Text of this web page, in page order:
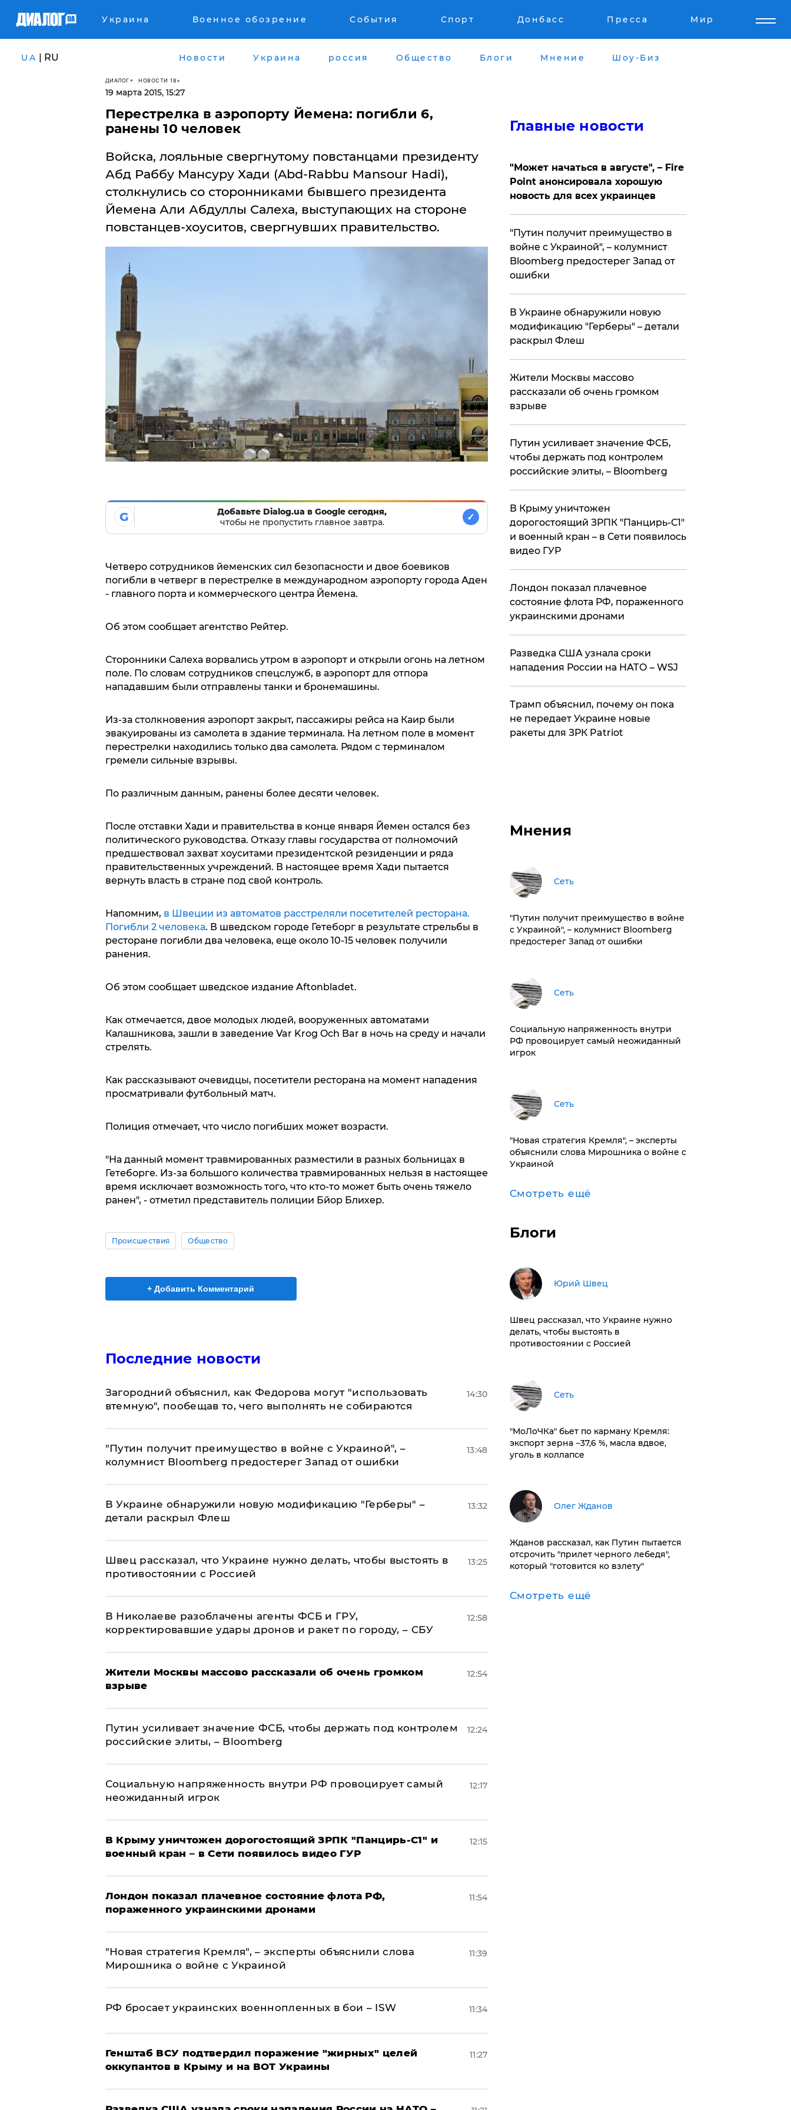
Украина Военное обозрение События Спорт Донбасс Пресса Мир
UA | RU Новости Украина россия Общество Блоги Мнение Шоу-Биз
ДИАЛОГ НОВОСТИ 18+
19 марта 2015, 15:27
​Перестрелка в аэропорту Йемена: погибли 6,
ранены 10 человек
Войска, лояльные свергнутому повстанцами президенту
Абд Раббу Мансуру Хади (Abd-Rabbu Mansour Hadi),
столкнулись со сторонниками бывшего президента
Йемена Али Абдуллы Салеха, выступающих на стороне
повстанцев-хоуситов, свергнувших правительство.
G
Добавьте Dialog.ua в Google сегодня,
чтобы не пропустить главное завтра.
✓
Четверо сотрудников йеменских сил безопасности и двое боевиков
погибли в четверг в перестрелке в международном аэропорту города Аден
- главного порта и коммерческого центра Йемена.
Об этом сообщает агентство Рейтер.
Сторонники Салеха ворвались утром в аэропорт и открыли огонь на летном
поле. По словам сотрудников спецслужб, в аэропорт для отпора
нападавшим были отправлены танки и бронемашины.
Из-за столкновения аэропорт закрыт, пассажиры рейса на Каир были
эвакуированы из самолета в здание терминала. На летном поле в момент
перестрелки находились только два самолета. Рядом с терминалом
гремели сильные взрывы.
По различным данным, ранены более десяти человек.
После отставки Хади и правительства в конце января Йемен остался без
политического руководства. Отказу главы государства от полномочий
предшествовал захват хоуситами президентской резиденции и ряда
правительственных учреждений. В настоящее время Хади пытается
вернуть власть в стране под свой контроль.
Напомним, в Швеции из автоматов расстреляли посетителей ресторана.
Погибли 2 человека. В шведском городе Гетеборг в результате стрельбы в
ресторане погибли два человека, еще около 10-15 человек получили
ранения.
Об этом сообщает шведское издание Aftonbladet.
Как отмечается, двое молодых людей, вооруженных автоматами
Калашникова, зашли в заведение Var Krog Och Bar в ночь на среду и начали
стрелять.
Как рассказывают очевидцы, посетители ресторана на момент нападения
просматривали футбольный матч.
Полиция отмечает, что число погибших может возрасти.
"На данный момент травмированных разместили в разных больницах в
Гетеборге. Из-за большого количества травмированных нельзя в настоящее
время исключает возможность того, что кто-то может быть очень тяжело
ранен", - отметил представитель полиции Бйор Блихер.
Происшествия Общество
+ Добавить Комментарий
Последние новости
Загородний объяснил, как Федорова могут "использовать
втемную", пообещав то, чего выполнять не собираются
14:30
"Путин получит преимущество в войне с Украиной", –
колумнист Bloomberg предостерег Запад от ошибки
13:48
В Украине обнаружили новую модификацию "Герберы" –
детали раскрыл Флеш
13:32
Швец рассказал, что Украине нужно делать, чтобы выстоять в
противостоянии с Россией
13:25
В Николаеве разоблачены агенты ФСБ и ГРУ,
корректировавшие удары дронов и ракет по городу, – СБУ
12:58
Жители Москвы массово рассказали об очень громком
взрыве
12:54
Путин усиливает значение ФСБ, чтобы держать под контролем
российские элиты, – Bloomberg
12:24
Социальную напряженность внутри РФ провоцирует самый
неожиданный игрок
12:17
В Крыму уничтожен дорогостоящий ЗРПК "Панцирь-С1" и
военный кран – в Сети появилось видео ГУР
12:15
Лондон показал плачевное состояние флота РФ,
пораженного украинскими дронами
11:54
"Новая стратегия Кремля", – эксперты объяснили слова
Мирошника о войне с Украиной
11:39
РФ бросает украинских военнопленных в бои – ISW 11:34
Генштаб ВСУ подтвердил поражение "жирных" целей
оккупантов в Крыму и на ВОТ Украины
11:27
Главные новости
"Может начаться в августе", – Fire
Point анонсировала хорошую
новость для всех украинцев
"Путин получит преимущество в
войне с Украиной", – колумнист
Bloomberg предостерег Запад от
ошибки
В Украине обнаружили новую
модификацию "Герберы" – детали
раскрыл Флеш
Жители Москвы массово
рассказали об очень громком
взрыве
Путин усиливает значение ФСБ,
чтобы держать под контролем
российские элиты, – Bloomberg
В Крыму уничтожен
дорогостоящий ЗРПК "Панцирь-С1"
и военный кран – в Сети появилось
видео ГУР
Лондон показал плачевное
состояние флота РФ, пораженного
украинскими дронами
Разведка США узнала сроки
нападения России на НАТО – WSJ
Трамп объяснил, почему он пока
не передает Украине новые
ракеты для ЗРК Patriot
Мнения
Сеть
"Путин получит преимущество в войне
с Украиной", – колумнист Bloomberg
предостерег Запад от ошибки
Сеть
Социальную напряженность внутри
РФ провоцирует самый неожиданный
игрок
Сеть
"Новая стратегия Кремля", – эксперты
объяснили слова Мирошника о войне с
Украиной
Смотреть ещё
Блоги
Юрий Швец
Швец рассказал, что Украине нужно
делать, чтобы выстоять в
противостоянии с Россией
Сеть
​"МоЛоЧКа" бьет по карману Кремля:
экспорт зерна −37,6 %, масла вдвое,
уголь в коллапсе
Олег Жданов
Жданов рассказал, как Путин пытается
отсрочить "прилет черного лебедя",
который "готовится ко взлету"
Смотреть ещё